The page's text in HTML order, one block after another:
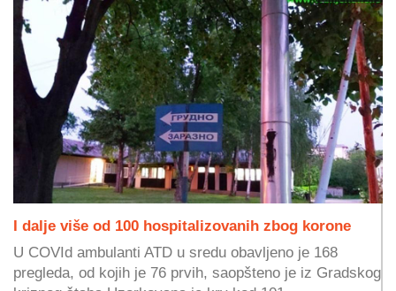
I dalje više od 100 hospitalizovanih zbog korone
U COVId ambulanti ATD u sredu obavljeno je 168
pregleda, od kojih je 76 prvih, saopšteno je iz Gradskog